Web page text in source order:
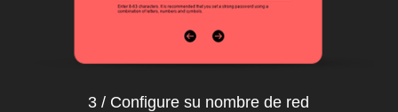
3 / Configure su nombre de red